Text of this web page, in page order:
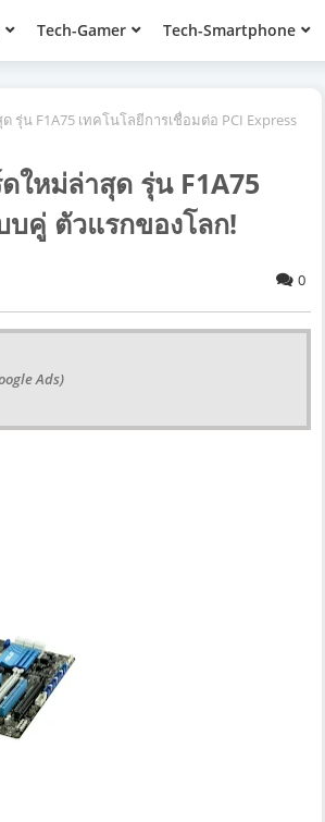
Tech-Gamer Tech-Smartphone
รุ่น F1A75 เทคโนโลยีการเชื่อมต่อ PCI Express
ใหม่ล่าสุด รุ่น F1A75
บคู่ ตัวแรกของโลก!
0
Ads)